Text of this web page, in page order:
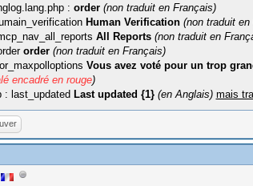
: order (non traduit en Français)
Human Verification (non traduit en
All Reports (non traduit en
order (non traduit en Français)
Vous avez voté pour un trop
encadré en rouge)
: last_updated Last updated {1} (en Anglais) mais